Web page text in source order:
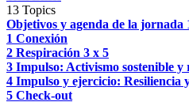
13 Topics
Objetivos y agenda de la jornada
1 Conexión
2 Respiración 3 x 5
3 Impulso: Activismo sostenible y
4 Impulso y ejercicio: Resiliencia
5 Check-out